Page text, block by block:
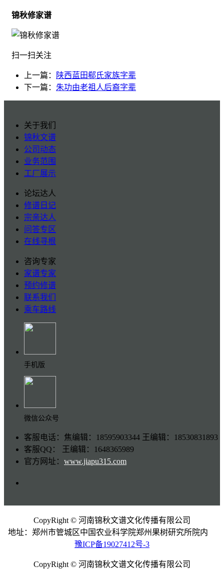
锦秋修家谱
扫一扫关注
上一篇：
陕西蓝田郗氏家族字辈
下一篇： 朱功由老祖人后裔字辈
关于我们
锦秋文谱
公司动态
业务范围
工厂展示
论坛达人
修谱日记
宗亲达人
问答专区
在线寻根
咨询专家
家谱专家
预约修谱
联系我们
乘车路线
手机版
微信公众号
客服电话：焦编辑：18595903344 王编辑：18530831893
客服QQ： 王编辑：1648365989
官方网址： www.jiapu315.com
CopyRight © 河南锦秋文谱文化传播有限公司
地址：郑州市管城区中国农业科学院郑州果树研究所院内
豫ICP备19027412号-3
CopyRight © 河南锦秋文谱文化传播有限公司